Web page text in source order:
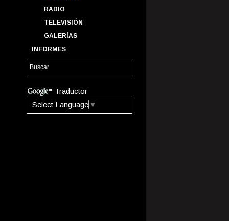
RADIO
TELEVISIÓN
GALERÍAS
INFORMES
Traductor
Select Language ▼